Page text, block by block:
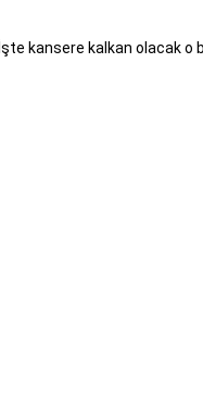
İşte kansere kalkan olacak o